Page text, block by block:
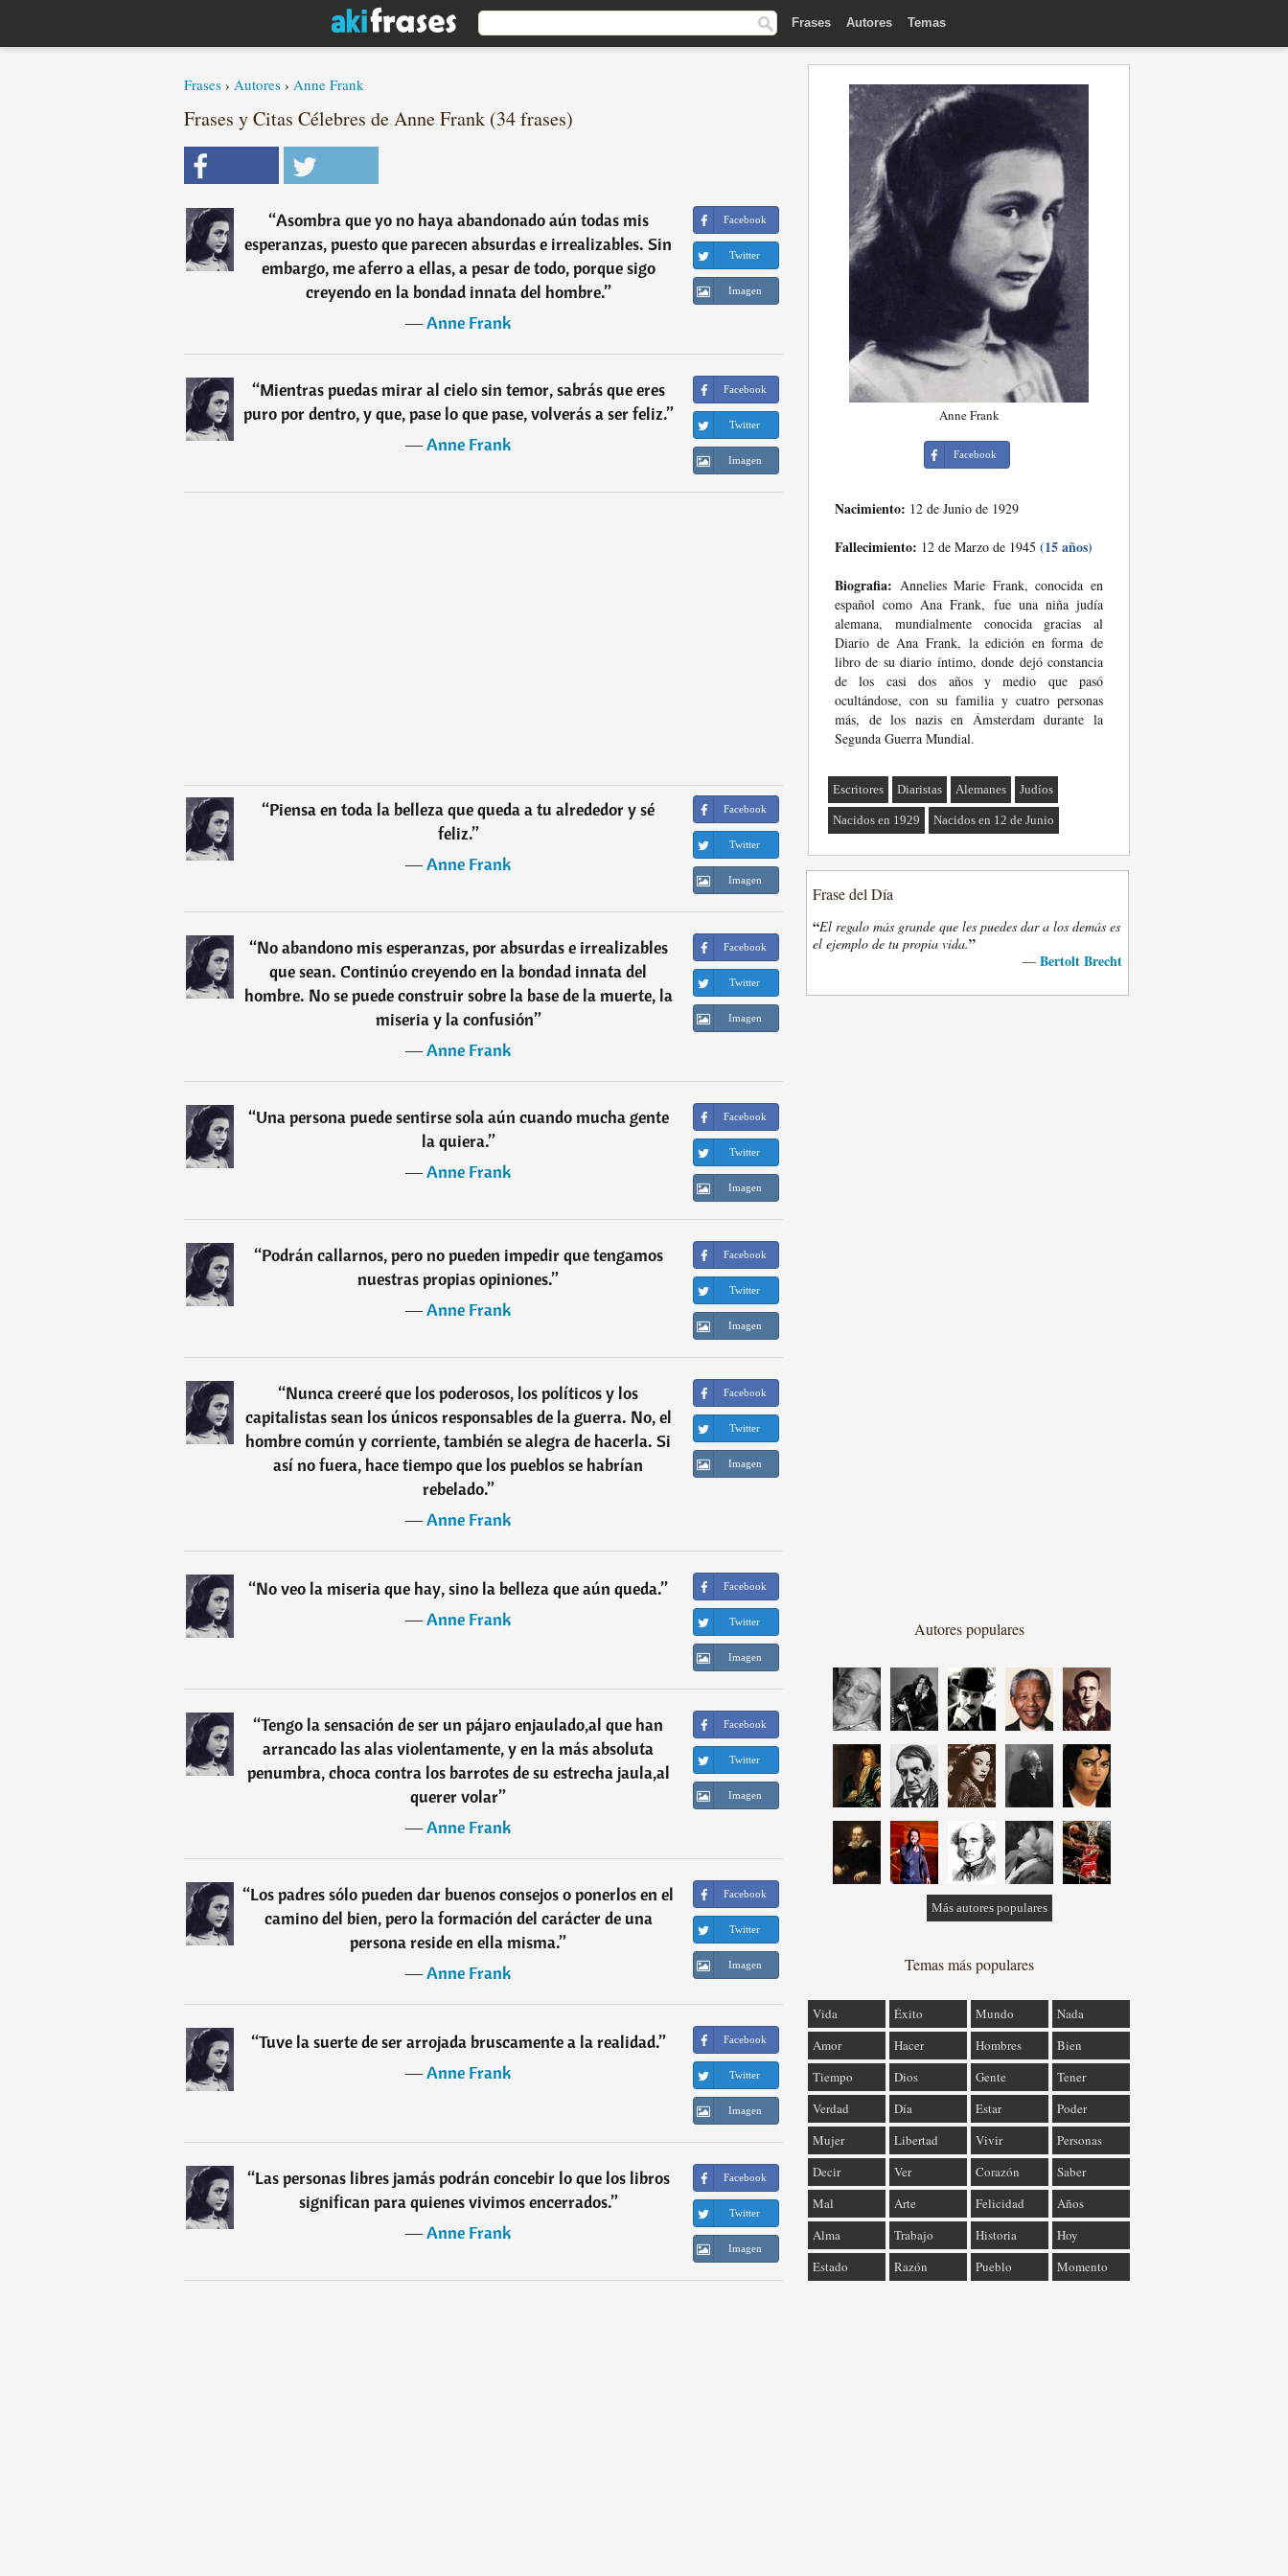
Frases Autores Temas
Frases › Autores › Anne Frank
Frases y Citas Célebres de Anne Frank (34 frases)
“Asombra que yo no haya abandonado aún todas mis
esperanzas, puesto que parecen absurdas e irrealizables. Sin
embargo, me aferro a ellas, a pesar de todo, porque sigo
creyendo en la bondad innata del hombre.”
―Anne Frank
Facebook
Twitter
Imagen
“Mientras puedas mirar al cielo sin temor, sabrás que eres
puro por dentro, y que, pase lo que pase, volverás a ser feliz.”
―Anne Frank
Facebook
Twitter
Imagen
“Piensa en toda la belleza que queda a tu alrededor y sé
feliz.”
―Anne Frank
Facebook
Twitter
Imagen
“No abandono mis esperanzas, por absurdas e irrealizables
que sean. Continúo creyendo en la bondad innata del
hombre. No se puede construir sobre la base de la muerte, la
miseria y la confusión”
―Anne Frank
Facebook
Twitter
Imagen
“Una persona puede sentirse sola aún cuando mucha gente
la quiera.”
―Anne Frank
Facebook
Twitter
Imagen
“Podrán callarnos, pero no pueden impedir que tengamos
nuestras propias opiniones.”
―Anne Frank
Facebook
Twitter
Imagen
“Nunca creeré que los poderosos, los políticos y los
capitalistas sean los únicos responsables de la guerra. No, el
hombre común y corriente, también se alegra de hacerla. Si
así no fuera, hace tiempo que los pueblos se habrían
rebelado.”
―Anne Frank
Facebook
Twitter
Imagen
“No veo la miseria que hay, sino la belleza que aún queda.”
―Anne Frank
Facebook
Twitter
Imagen
“Tengo la sensación de ser un pájaro enjaulado,al que han
arrancado las alas violentamente, y en la más absoluta
penumbra, choca contra los barrotes de su estrecha jaula,al
querer volar”
―Anne Frank
Facebook
Twitter
Imagen
“Los padres sólo pueden dar buenos consejos o ponerlos en el
camino del bien, pero la formación del carácter de una
persona reside en ella misma.”
―Anne Frank
Facebook
Twitter
Imagen
“Tuve la suerte de ser arrojada bruscamente a la realidad.”
―Anne Frank
Facebook
Twitter
Imagen
“Las personas libres jamás podrán concebir lo que los libros
significan para quienes vivimos encerrados.”
―Anne Frank
Facebook
Twitter
Imagen
Anne Frank
Facebook
Nacimiento: 12 de Junio de 1929
Fallecimiento: 12 de Marzo de 1945 (15 años)
Biografia: Annelies Marie Frank, conocida en
español como Ana Frank, fue una niña judía
alemana, mundialmente conocida gracias al
Diario de Ana Frank, la edición en forma de
libro de su diario íntimo, donde dejó constancia
de los casi dos años y medio que pasó
ocultándose, con su familia y cuatro personas
más, de los nazis en Ámsterdam durante la
Segunda Guerra Mundial.
Escritores Diaristas Alemanes Judíos
Nacidos en 1929 Nacidos en 12 de Junio
Frase del Día
“El regalo más grande que les puedes dar a los demás es
el ejemplo de tu propia vida.”
— Bertolt Brecht
Autores populares
Más autores populares
Temas más populares
Vida Éxito Mundo
Nada
Amor
Hacer Hombres
Bien
Tiempo
Dios Gente
Tener
Verdad
Día Estar
Poder
Mujer
Libertad Vivir
Personas
Decir
Ver Corazón
Saber
Mal
Arte Felicidad
Años
Alma
Trabajo Historia
Hoy
Estado
Razón Pueblo Momento